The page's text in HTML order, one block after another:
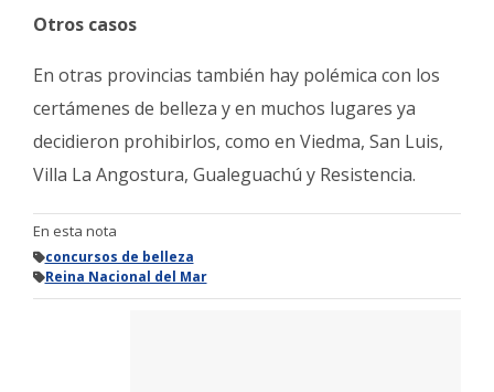
Otros casos
En otras provincias también hay polémica con los
certámenes de belleza y en muchos lugares ya
decidieron prohibirlos, como en Viedma, San Luis,
Villa La Angostura, Gualeguachú y Resistencia.
En esta nota
concursos de belleza
Reina Nacional del Mar